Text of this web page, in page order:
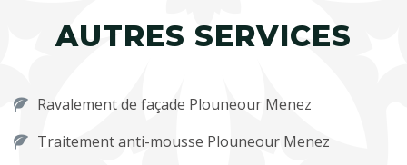
AUTRES SERVICES
Ravalement de façade Plouneour Menez
Traitement anti-mousse Plouneour Menez